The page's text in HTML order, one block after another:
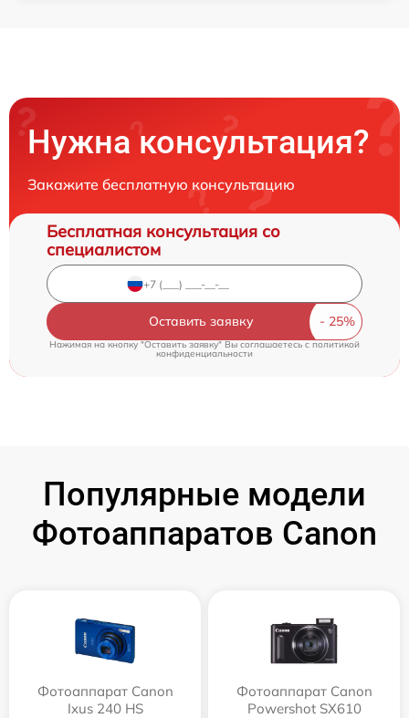
Нужна консультация?
Закажите бесплатную консультацию
Бесплатная консультация со
специалистом
Оставить заявку
Нажимая на кнопку "Оставить заявку" Вы соглашаетесь cполитикой
конфиденциальности
Популярные модели
Фотоаппаратов Canon
Фотоаппарат Canon
Ixus 240 HS
Фотоаппарат Canon
Powershot SX610